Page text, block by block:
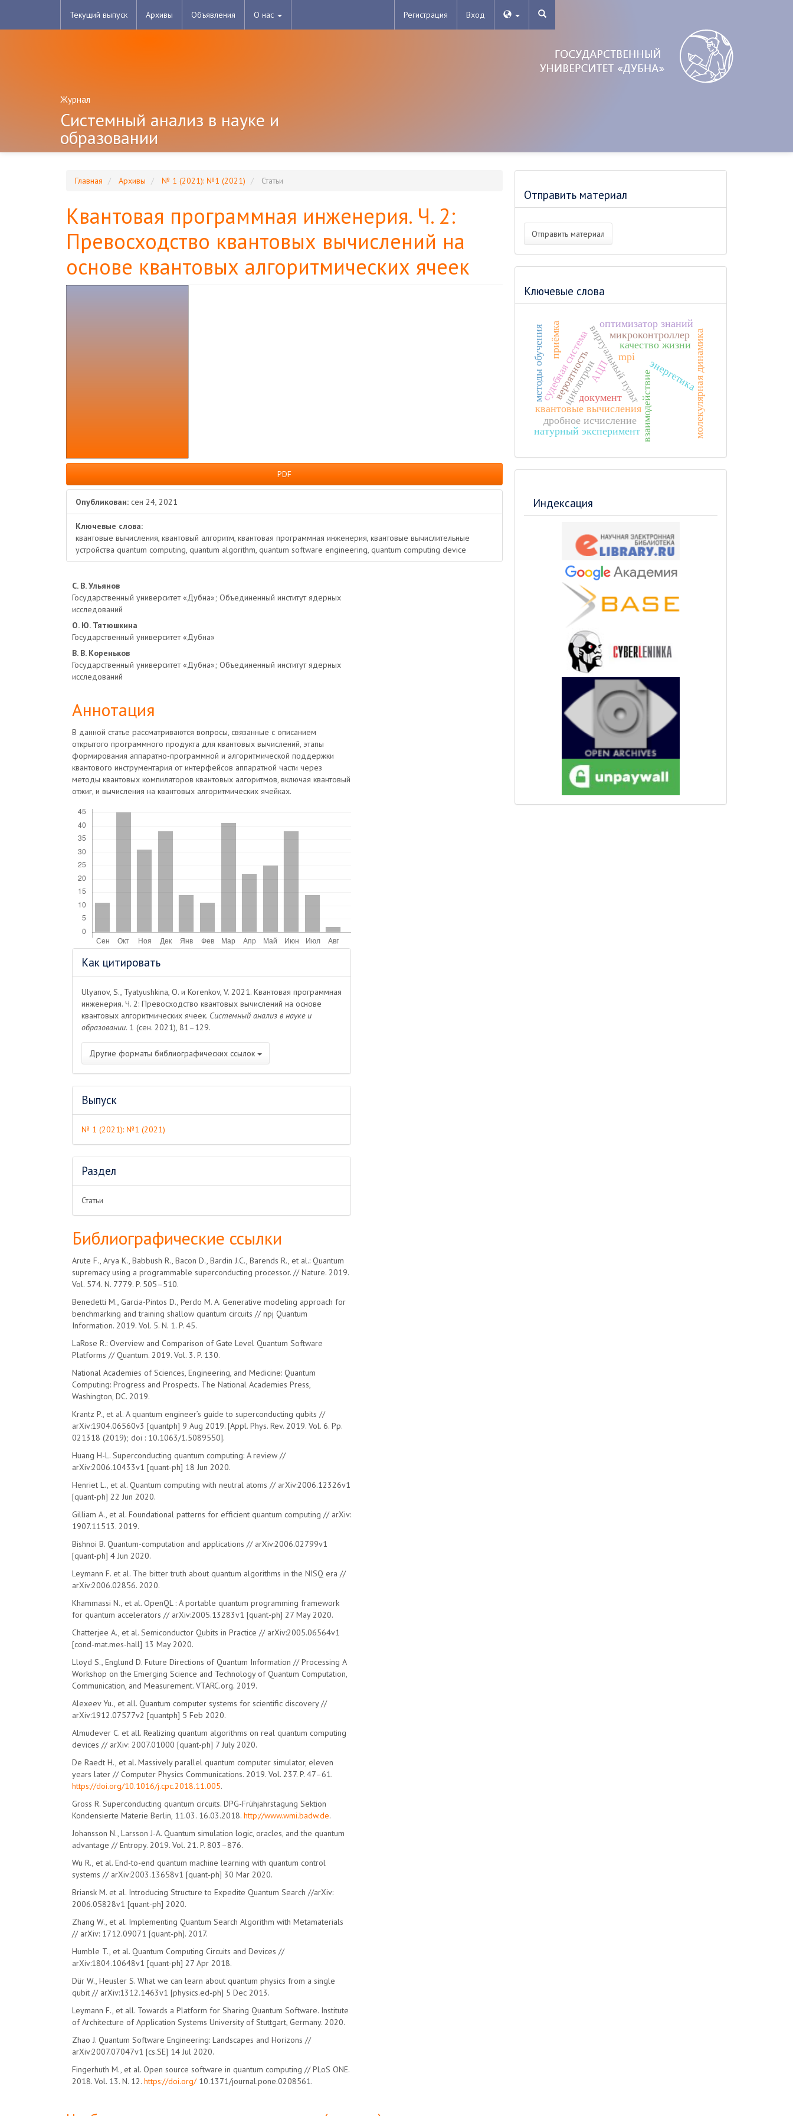
навигационная
панель
Текущий выпуск Архивы Объявления О нас Регистрация Вход
Журнал
Системный анализ в науке и
образовании
Главная Архивы № 1 (2021): №1 (2021) Статьи
Квантовая программная инженерия. Ч. 2:
Превосходство квантовых вычислений на
основе квантовых алгоритмических ячеек
PDF
Опубликован: сен 24, 2021
Ключевые слова:
квантовые вычисления, квантовый алгоритм, квантовая программная инженерия, квантовые вычислительные
устройства quantum computing, quantum algorithm, quantum software engineering, quantum computing device
Основное
содержимое
статьи
С. В. Ульянов
Государственный университет «Дубна»; Объединенный институт ядерных
исследований
О. Ю. Тятюшкина
Государственный университет «Дубна»
В. В. Кореньков
Государственный университет «Дубна»; Объединенный институт ядерных
исследований
Аннотация
В данной статье рассматриваются вопросы, связанные с описанием
открытого программного продукта для квантовых вычислений, этапы
формирования аппаратно-программной и алгоритмической поддержки
квантового инструментария от интерфейсов аппаратной части через
методы квантовых компиляторов квантовых алгоритмов, включая квантовый
отжиг, и вычисления на квантовых алгоритмических ячейках.
Информация
о статье
Как цитировать
Ulyanov, S., Tyatyushkina, O. и Korenkov, V. 2021. Квантовая программная
инженерия. Ч. 2: Превосходство квантовых вычислений на основе
квантовых алгоритмических ячеек. Системный анализ в науке и
образовании. 1 (сен. 2021), 81–129.
Другие форматы библиографических ссылок
Выпуск
№ 1 (2021): №1 (2021)
Раздел
Статьи
Библиографические ссылки
Arute F., Arya K., Babbush R., Bacon D., Bardin J.C., Barends R., et al.: Quantum
supremacy using a programmable superconducting processor. // Nature. 2019.
Vol. 574. N. 7779. P. 505–510.
Benedetti M., Garcia-Pintos D., Perdo M. A. Generative modeling approach for
benchmarking and training shallow quantum circuits // npj Quantum
Information. 2019. Vol. 5. N. 1. P. 45.
LaRose R.: Overview and Comparison of Gate Level Quantum Software
Platforms // Quantum. 2019. Vol. 3. P. 130.
National Academies of Sciences, Engineering, and Medicine: Quantum
Computing: Progress and Prospects. The National Academies Press,
Washington, DC. 2019.
Krantz P., et al. A quantum engineer’s guide to superconducting qubits //
arXiv:1904.06560v3 [quantph] 9 Aug 2019. [Appl. Phys. Rev. 2019. Vol. 6. Pp.
021318 (2019); doi : 10.1063/1.5089550].
Huang H-L. Superconducting quantum computing: A review //
arXiv:2006.10433v1 [quant-ph] 18 Jun 2020.
Henriet L., et al. Quantum computing with neutral atoms // arXiv:2006.12326v1
[quant-ph] 22 Jun 2020.
Gilliam A., et al. Foundational patterns for efficient quantum computing // arXiv:
1907.11513. 2019.
Bishnoi B. Quantum-computation and applications // arXiv:2006.02799v1
[quant-ph] 4 Jun 2020.
Leymann F. et al. The bitter truth about quantum algorithms in the NISQ era //
arXiv:2006.02856. 2020.
Khammassi N., et al. OpenQL : A portable quantum programming framework
for quantum accelerators // arXiv:2005.13283v1 [quant-ph] 27 May 2020.
Chatterjee A., et al. Semiconductor Qubits in Practice // arXiv:2005.06564v1
[cond-mat.mes-hall] 13 May 2020.
Lloyd S., Englund D. Future Directions of Quantum Information // Processing A
Workshop on the Emerging Science and Technology of Quantum Computation,
Communication, and Measurement. VTARC.org. 2019.
Alexeev Yu., et all. Quantum computer systems for scientific discovery //
arXiv:1912.07577v2 [quantph] 5 Feb 2020.
Almudever C. et all. Realizing quantum algorithms on real quantum computing
devices // arXiv: 2007.01000 [quant-ph] 7 July 2020.
De Raedt H., et al. Massively parallel quantum computer simulator, eleven
years later // Computer Physics Communications. 2019. Vol. 237. P. 47–61.
https://doi.org/10.1016/j.cpc.2018.11.005.
Gross R. Superconducting quantum circuits. DPG-Frühjahrstagung Sektion
Kondensierte Materie Berlin, 11.03. 16.03.2018. http://www.wmi.badw.de.
Johansson N., Larsson J-A. Quantum simulation logic, oracles, and the quantum
advantage // Entropy. 2019. Vol. 21. P. 803–876.
Wu R., et al. End-to-end quantum machine learning with quantum control
systems // arXiv:2003.13658v1 [quant-ph] 30 Mar 2020.
Briansk M. et al. Introducing Structure to Expedite Quantum Search //arXiv:
2006.05828v1 [quant-ph] 2020.
Zhang W., et al. Implementing Quantum Search Algorithm with Metamaterials
// arXiv: 1712.09071 [quant-ph]. 2017.
Humble T., et al. Quantum Computing Circuits and Devices //
arXiv:1804.10648v1 [quant-ph] 27 Apr 2018.
Dür W., Heusler S. What we can learn about quantum physics from a single
qubit // arXiv:1312.1463v1 [physics.ed-ph] 5 Dec 2013.
Leymann F., et all. Towards a Platform for Sharing Quantum Software. Institute
of Architecture of Application Systems University of Stuttgart, Germany. 2020.
Zhao J. Quantum Software Engineering: Landscapes and Horizons //
arXiv:2007.07047v1 [cs.SE] 14 Jul 2020.
Fingerhuth M., et al. Open source software in quantum computing // PLoS ONE.
2018. Vol. 13. N. 12. https://doi.org/10.1371/journal.pone.0208561.
Отправить материал
Отправить материал
Ключевые слова
квантовые вычислениявзаимодействиеэнергетика
виртуальный пульт молекулярная динамика
натурный эксперимент
mpi
качество жизни
судебная системадокумент
дробное исчисление
оптимизатор знаний
циклотронАЦП
микроконтроллер
методы обучениявероятность
приёмка
Индексация